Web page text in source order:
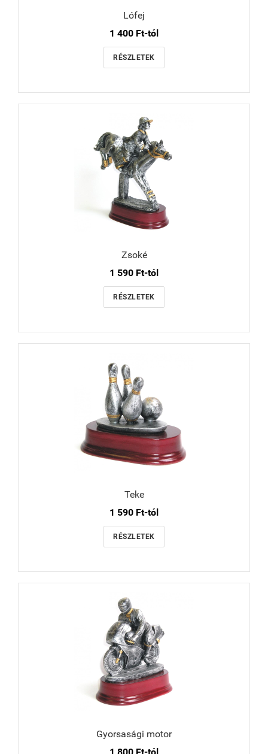
Lófej
1 400 Ft-tól
RÉSZLETEK
Zsoké
1 590 Ft-tól
RÉSZLETEK
Teke
1 590 Ft-tól
RÉSZLETEK
Gyorsasági motor
1 800 Ft-tól